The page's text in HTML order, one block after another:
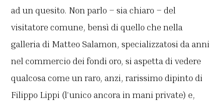
ad un quesito. Non parlo – sia chiaro – del
visitatore comune, bensì di quello che nella
galleria di Matteo Salamon, specializzatosi da anni
nel commercio dei fondi oro, si aspetta di vedere
qualcosa come un raro, anzi, rarissimo dipinto di
Filippo Lippi (l’unico ancora in mani private) e,